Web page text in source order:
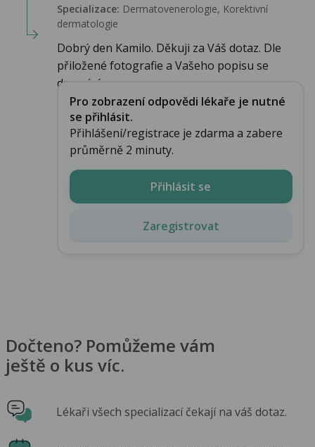
Specializace: Dermatovenerologie, Korektivní
dermatologie
Dobrý den Kamilo. Děkuji za Váš dotaz. Dle
přiložené fotografie a Vašeho popisu se
domnívá...
Pro zobrazení odpovědi lékaře je nutné
se přihlásit.
Přihlášení/registrace je zdarma a zabere
průměrně 2 minuty.
Přihlásit se
Zaregistrovat
Dočteno? Pomůžeme vám
ještě o kus víc.
Lékaři všech specializací čekají na váš dotaz.